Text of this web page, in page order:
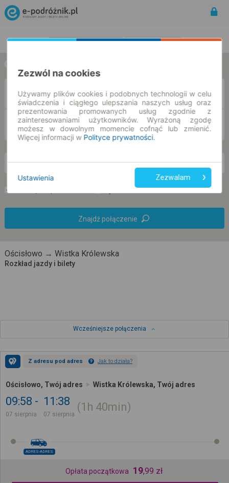
Z
DO
pt. 7 sie. -- : --
Znajdź połączenie
Ościsłowo → Wistka Królewska
Rozkład jazdy i bilety
Wcześniejsze połączenia
Z adresu pod adres Jak to działa?
Ościsłowo, Twój adres Wistka Królewska, Twój adres
09:58
07 sierpnia
11:38
07 sierpnia
1h 40min
ADRES-ADRES
Opłata początkowa 19,99 zł
Zezwól na cookies
Używamy plików cookies i podobnych technologii w celu
świadczenia i ciągłego ulepszania naszych usług oraz
prezentowania promowanych usług zgodnie z
zainteresowaniami użytkowników. Wyrażoną zgodę
możesz w dowolnym momencie cofnąć lub zmienić.
Więcej informacji w Polityce prywatności.
Ustawienia Zezwalam